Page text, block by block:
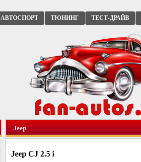
АВТОСПОРТ ТЮНИНГ ТЕСТ-ДРАЙВ
Jeep
Jeep CJ 2.5 i